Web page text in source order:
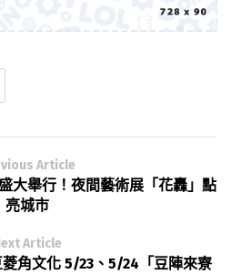
Article
大舉行！夜間藝術展「花轟」點
亮城市
Article
角文化 5/23、5/24「豆陣來寮